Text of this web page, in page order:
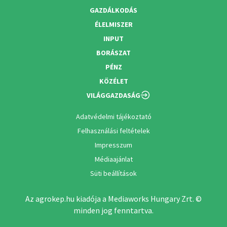
GAZDÁLKODÁS
ÉLELMISZER
INPUT
BORÁSZAT
PÉNZ
KÖZÉLET
VILÁGGAZDASÁG
Adatvédelmi tájékoztató
Felhasználási feltételek
Impresszum
Médiaajánlat
Süti beállítások
Az agrokep.hu kiadója a Mediaworks Hungary Zrt. ©
minden jog fenntartva.